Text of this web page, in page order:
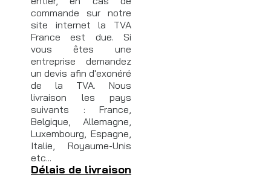
commande sur notre
site internet la TVA
France est due. Si
vous êtes une
entreprise demandez
un devis afin d'exonéré
de la TVA. Nous
livraison les pays
suivants : France,
Belgique, Allemagne,
Luxembourg, Espagne,
Italie, Royaume-Unis
etc...
Délais de livraison